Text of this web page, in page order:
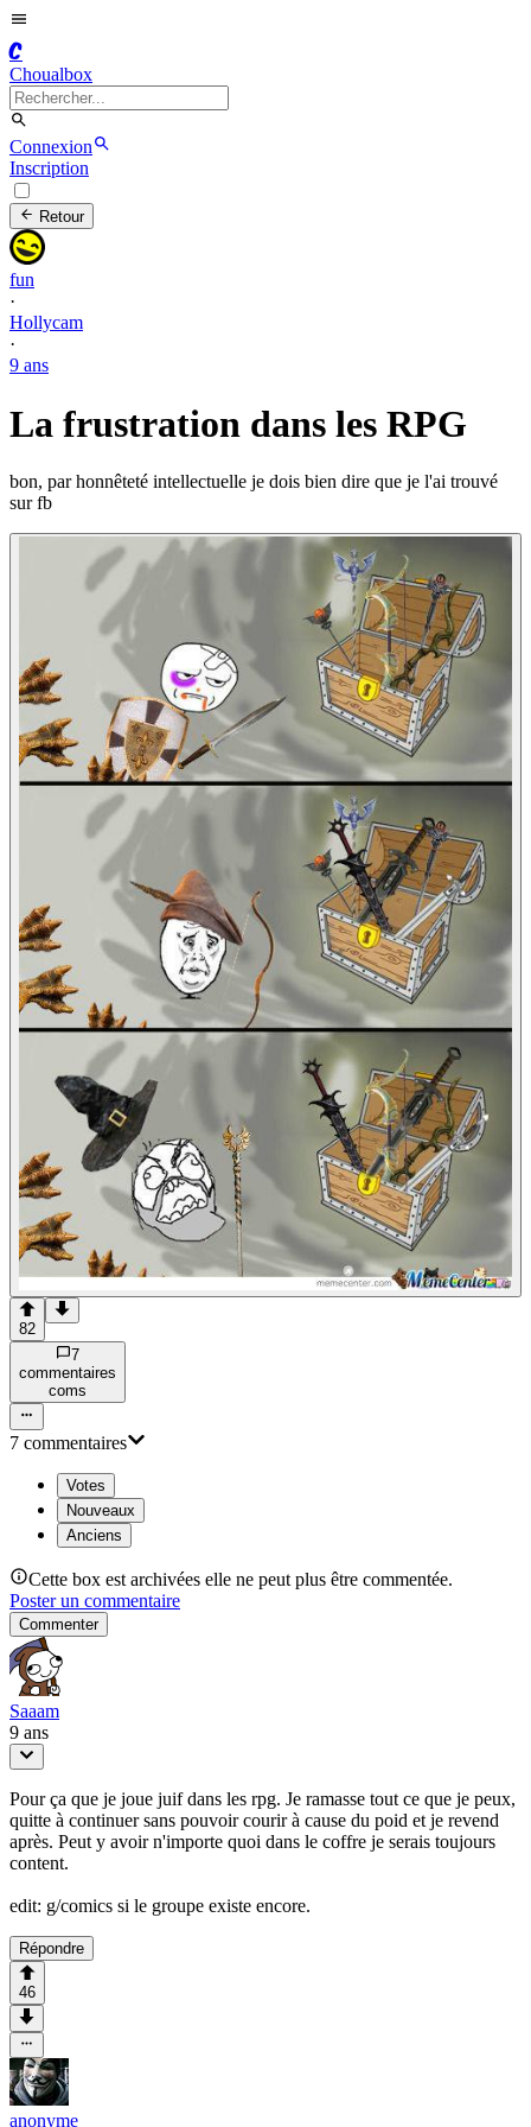
C
Choualbox
Connexion
Inscription
Retour
fun
·
Hollycam
·
9 ans
La frustration dans les RPG
bon, par honnêteté intellectuelle je dois bien dire que je l'ai trouvé
sur fb
82
7
commentaires
coms
7 commentaires
Votes
Nouveaux
Anciens
Cette box est archivées elle ne peut plus être commentée.
Poster un commentaire
Commenter
Saaam
9 ans
Pour ça que je joue juif dans les rpg. Je ramasse tout ce que je peux,
quitte à continuer sans pouvoir courir à cause du poid et je revend
après. Peut y avoir n'importe quoi dans le coffre je serais toujours
content.
edit: g/comics si le groupe existe encore.
Répondre
46
anonyme